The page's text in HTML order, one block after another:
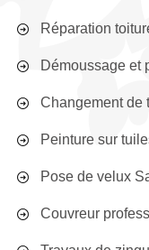
Réparation
Démoussage et
Changement de
Peinture sur
Pose de velux
Couvreur